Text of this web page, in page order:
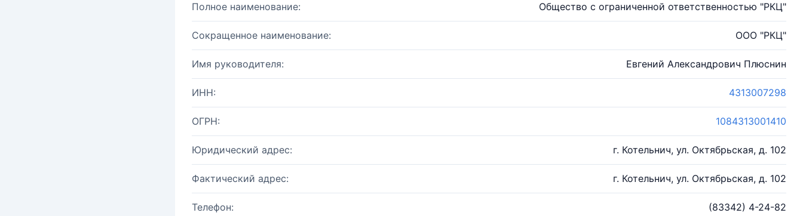
Полное наименование: Общество с ограниченной ответственностью "РКЦ"
Сокращенное наименование: ООО "РКЦ"
Имя руководителя: Евгений Александрович Плюснин
ИНН: 4313007298
ОГРН: 1084313001410
Юридический адрес: г. Котельнич, ул. Октябрьская, д. 102
Фактический адрес: г. Котельнич, ул. Октябрьская, д. 102
Телефон: (83342) 4-24-82